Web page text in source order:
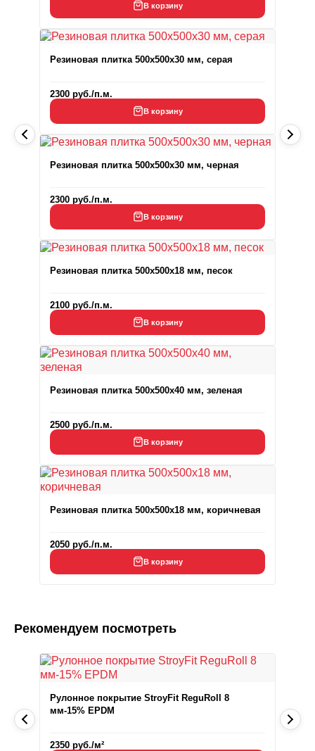
В корзину
Резиновая плитка 500x500x30 мм, серая
2300 руб./п.м.
В корзину
Резиновая плитка 500x500x30 мм, черная
2300 руб./п.м.
В корзину
Резиновая плитка 500x500x18 мм, песок
2100 руб./п.м.
В корзину
Резиновая плитка 500x500x40 мм, зеленая
2500 руб./п.м.
В корзину
Резиновая плитка 500x500x18 мм, коричневая
2050 руб./п.м.
В корзину
Рекомендуем посмотреть
Рулонное покрытие StroyFit ReguRoll 8
мм-15% EPDM
2350 руб./м²